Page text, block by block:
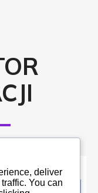
deliver
You can